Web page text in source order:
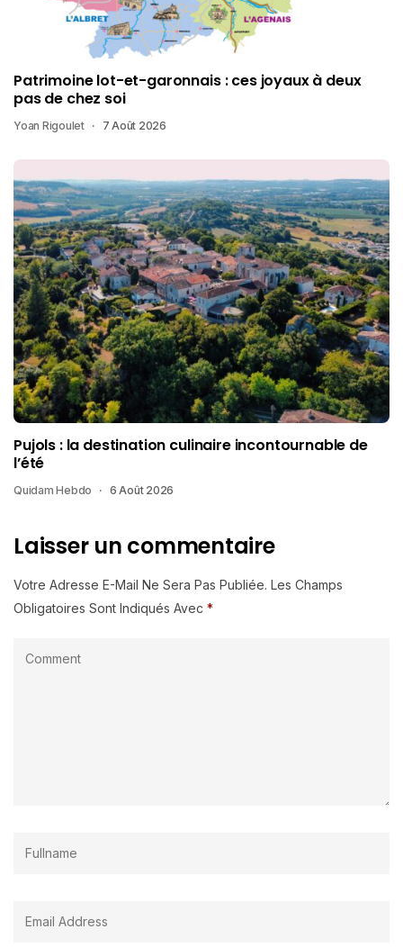
Patrimoine lot-et-garonnais : ces joyaux à deux
pas de chez soi
Yoan Rigoulet 7 Août 2026
Pujols : la destination culinaire incontournable de
l’été
Quidam Hebdo 6 Août 2026
Laisser un commentaire
Votre Adresse E-Mail Ne Sera Pas Publiée. Les Champs
Obligatoires Sont Indiqués Avec *